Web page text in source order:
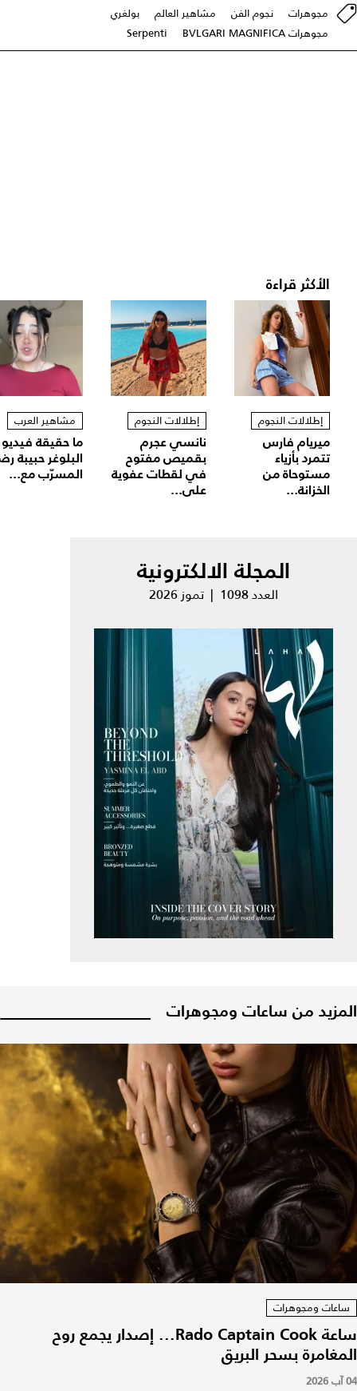
مجوهرات نجوم الفن مشاهير العالم
بولغري
مجوهرات BVLGARI MAGNIFICA
Serpenti
الأكثر قراءة
إطلالات النجوم
ميريام فارس
تتمرد بأزياء
مستوحاة من
الخزانة...
إطلالات النجوم
نانسي عجرم
بقميص مفتوح
في لقطات عفوية
على...
مشاهير العرب
ما حقيقة فيديو
البلوغر حبيبة
المسرّب مع...
المجلة الالكترونية
العدد 1098 | تموز 2026
المزيد من ساعات ومجوهرات
ساعات ومجوهرات
ساعة Rado Captain Cook... إصدار يجمع روح
المغامرة بسحر البريق
04 آب 2026